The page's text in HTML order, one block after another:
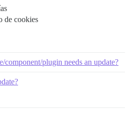
de cookies
plugin needs an update?